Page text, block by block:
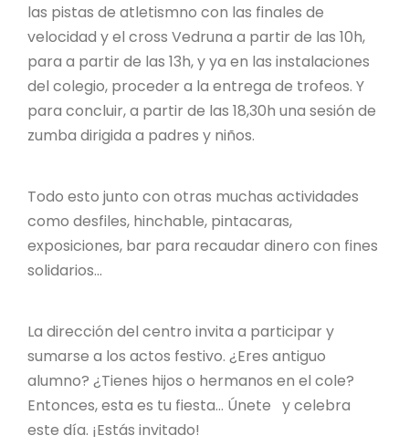
las pistas de atletismno con las finales de
velocidad y el cross Vedruna a partir de las 10h,
para a partir de las 13h, y ya en las instalaciones
del colegio, proceder a la entrega de trofeos. Y
para concluir, a partir de las 18,30h una sesión de
zumba dirigida a padres y niños.
Todo esto junto con otras muchas actividades
como desfiles, hinchable, pintacaras,
exposiciones, bar para recaudar dinero con fines
solidarios...
La dirección del centro invita a participar y
sumarse a los actos festivo. ¿Eres antiguo
alumno? ¿Tienes hijos o hermanos en el cole?
Entonces, esta es tu fiesta... Únete y celebra
este día. ¡Estás invitado!